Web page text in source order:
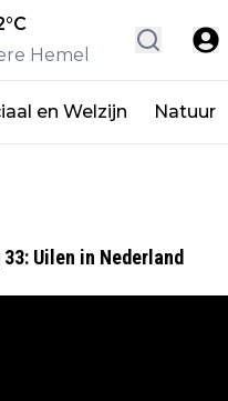
°C
Hemel
en Welzijn Natuur
Uilen in Nederland